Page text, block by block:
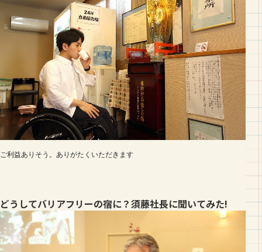
ご利益ありそう。ありがたくいただきます
どうしてバリアフリーの宿に？須藤社長に聞いてみた!